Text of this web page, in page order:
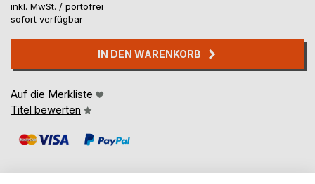
inkl. MwSt. / portofrei
sofort verfügbar
IN DEN WARENKORB
Auf die Merkliste
Titel bewerten